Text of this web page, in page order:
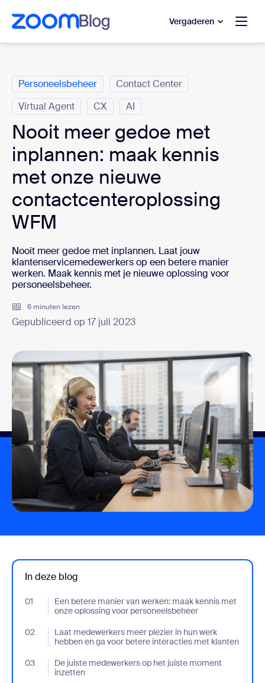
hoofdinhoud gaan
naar hulp via chat
Vergaderen
Personeelsbeheer
Contact Center
Virtual Agent
CX AI
Nooit meer gedoe met
inplannen: maak kennis
met onze nieuwe
contactcenteroplossing
WFM
Nooit meer gedoe met inplannen. Laat jouw
klantenservicemedewerkers op een betere manier
werken. Maak kennis met je nieuwe oplossing voor
personeelsbeheer.
6 minuten lezen
Gepubliceerd op 17 juli 2023
In deze blog
01
Een betere manier van werken: maak kennis met
onze oplossing voor personeelsbeheer
- Jumplink to Een betere manier van werken: maak kennis met
02
Laat medewerkers meer plezier in hun werk
hebben en ga voor betere interacties met klanten
- Jumplink to Laat medewerkers meer plezier in hun werk
03
De juiste medewerkers op het juiste moment
inzetten
- Jumplink to De juiste medewerkers op het juiste moment